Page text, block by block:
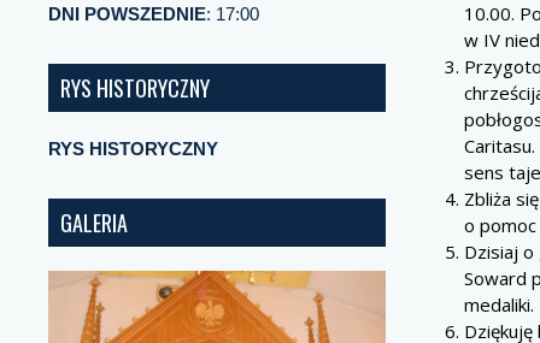
DNI POWSZEDNIE: 17:00
RYS HISTORYCZNY
RYS HISTORYCZNY
GALERIA
10.00.
w IV
sens
Zbliża
o
Dzisiaj o
Soward
medaliki.